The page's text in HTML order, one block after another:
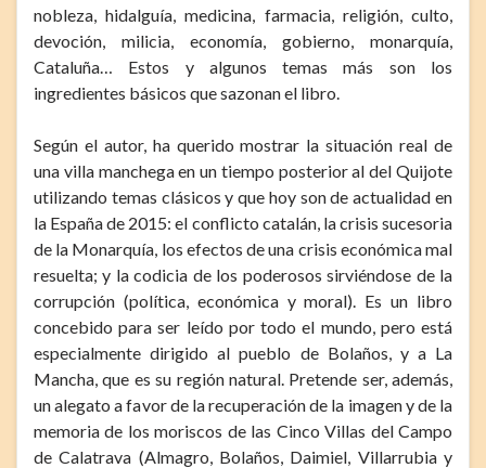
nobleza, hidalguía, medicina, farmacia, religión, culto,
devoción, milicia, economía, gobierno, monarquía,
Cataluña… Estos y algunos temas más son los
ingredientes básicos que sazonan el libro.
Según el autor, ha querido mostrar la situación real de
una villa manchega en un tiempo posterior al del Quijote
utilizando temas clásicos y que hoy son de actualidad en
la España de 2015: el conflicto catalán, la crisis sucesoria
de la Monarquía, los efectos de una crisis económica mal
resuelta; y la codicia de los poderosos sirviéndose de la
corrupción (política, económica y moral). Es un libro
concebido para ser leído por todo el mundo, pero está
especialmente dirigido al pueblo de Bolaños, y a La
Mancha, que es su región natural. Pretende ser, además,
un alegato a favor de la recuperación de la imagen y de la
memoria de los moriscos de las Cinco Villas del Campo
de Calatrava (Almagro, Bolaños, Daimiel, Villarrubia y